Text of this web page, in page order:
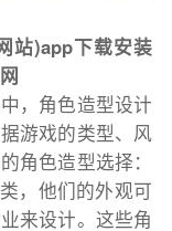
站)app下载安装
，角色造型设计
游戏的类型、风
角色造型选择：
，他们的外观可
来设计。这些角